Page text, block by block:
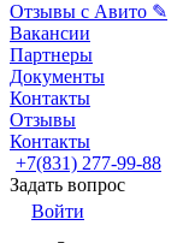
Отзывы с Авито ✎
Вакансии
Партнеры
Документы
Контакты
Отзывы
Контакты
+7(831) 277-99-88
Задать вопрос
Войти